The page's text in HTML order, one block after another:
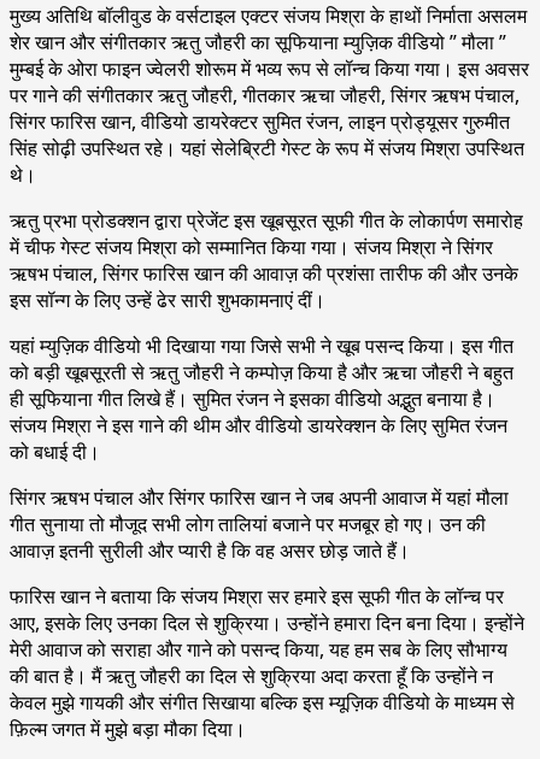
मुख्य अतिथि बॉलीवुड के वर्सटाइल एक्टर संजय मिश्रा के हाथों निर्माता असलम
शेर खान और संगीतकार ऋतु जौहरी का सूफियाना म्युज़िक वीडियो ” मौला ”
मुम्बई के ओरा फाइन ज्वेलरी शोरूम में भव्य रूप से लॉन्च किया गया। इस अवसर
पर गाने की संगीतकार ऋतु जौहरी, गीतकार ऋचा जौहरी, सिंगर ऋषभ पंचाल,
सिंगर फारिस खान, वीडियो डायरेक्टर सुमित रंजन, लाइन प्रोड्यूसर गुरुमीत
सिंह सोढ़ी उपस्थित रहे। यहां सेलेब्रिटी गेस्ट के रूप में संजय मिश्रा उपस्थित
थे।
ऋतु प्रभा प्रोडक्शन द्वारा प्रेजेंट इस खूबसूरत सूफी गीत के लोकार्पण समारोह
में चीफ गेस्ट संजय मिश्रा को सम्मानित किया गया। संजय मिश्रा ने सिंगर
ऋषभ पंचाल, सिंगर फारिस खान की आवाज़ की प्रशंसा तारीफ की और उनके
इस सॉन्ग के लिए उन्हें ढेर सारी शुभकामनाएं दीं।
यहां म्युज़िक वीडियो भी दिखाया गया जिसे सभी ने खूब पसन्द किया। इस गीत
को बड़ी खूबसूरती से ऋतु जौहरी ने कम्पोज़ किया है और ऋचा जौहरी ने बहुत
ही सूफियाना गीत लिखे हैं। सुमित रंजन ने इसका वीडियो अद्भुत बनाया है।
संजय मिश्रा ने इस गाने की थीम और वीडियो डायरेक्शन के लिए सुमित रंजन
को बधाई दी।
सिंगर ऋषभ पंचाल और सिंगर फारिस खान ने जब अपनी आवाज में यहां मौला
गीत सुनाया तो मौजूद सभी लोग तालियां बजाने पर मजबूर हो गए। उन की
आवाज़ इतनी सुरीली और प्यारी है कि वह असर छोड़ जाते हैं।
फारिस खान ने बताया कि संजय मिश्रा सर हमारे इस सूफी गीत के लॉन्च पर
आए, इसके लिए उनका दिल से शुक्रिया। उन्होंने हमारा दिन बना दिया। इन्होंने
मेरी आवाज को सराहा और गाने को पसन्द किया, यह हम सब के लिए सौभाग्य
की बात है। मैं ऋतु जौहरी का दिल से शुक्रिया अदा करता हूँ कि उन्होंने न
केवल मुझे गायकी और संगीत सिखाया बल्कि इस म्यूज़िक वीडियो के माध्यम से
फ़िल्म जगत में मुझे बड़ा मौका दिया।